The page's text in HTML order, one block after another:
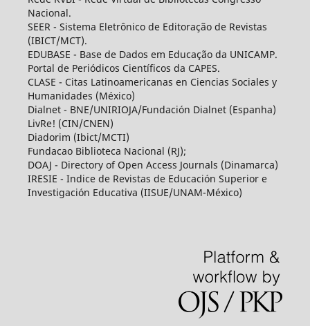
Nacional.
SEER - Sistema Eletrônico de Editoração de Revistas
(IBICT/MCT).
EDUBASE - Base de Dados em Educação da UNICAMP.
Portal de Periódicos Científicos da CAPES.
CLASE - Citas Latinoamericanas en Ciencias Sociales y
Humanidades (México)
Dialnet - BNE/UNIRIOJA/Fundación Dialnet (Espanha)
LivRe! (CIN/CNEN)
Diadorim (Ibict/MCTI)
Fundacao Biblioteca Nacional (RJ);
DOAJ - Directory of Open Access Journals (Dinamarca)
IRESIE - Indice de Revistas de Educación Superior e
Investigación Educativa (IISUE/UNAM-México)